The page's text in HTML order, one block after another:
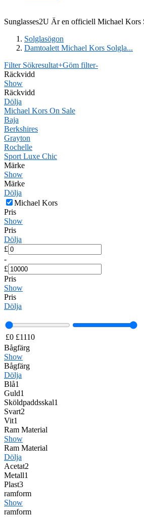
Sunglasses2U Är en officiell Michael Kors
Solglasögon
Damtoalett Michael Kors Solgla...
Filter Sökresultat+Göm filter-
Räckvidd
Show
Räckvidd
Dölja
Michael Kors On Sale
Baja
Berkshires
Grayton
Rochelle
Sport Luxe Chic
Märke
Show
Märke
Dölja
Michael Kors
Pris
Show
Pris
Dölja
£
-
£
Pris
Show
Pris
Dölja
£0 £1110
Bågfärg
Show
Bågfärg
Dölja
Blå1
Guld1
Sköldpaddsskal1
Svart2
Vit1
Ram Material
Show
Ram Material
Dölja
Acetat2
Metall1
Plast3
ramform
Show
ramform